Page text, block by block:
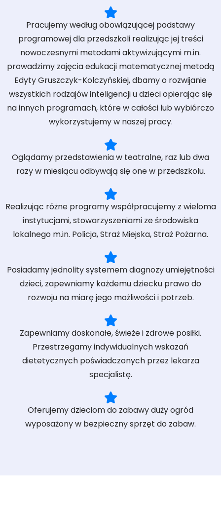
Pracujemy według obowiązującej podstawy
programowej dla przedszkoli realizując jej treści
nowoczesnymi metodami aktywizującymi m.in.
prowadzimy zajęcia edukacji matematycznej metodą
Edyty Gruszczyk-Kolczyńskiej, dbamy o rozwijanie
wszystkich rodzajów inteligencji u dzieci opierając się
na innych programach, które w całości lub wybiórczo
wykorzystujemy w naszej pracy.
Oglądamy przedstawienia w teatralne, raz lub dwa
razy w miesiącu odbywają się one w przedszkolu.
Realizując różne programy współpracujemy z wieloma
instytucjami, stowarzyszeniami ze środowiska
lokalnego m.in. Policja, Straż Miejska, Straż Pożarna.
Posiadamy jednolity systemem diagnozy umiejętności
dzieci, zapewniamy każdemu dziecku prawo do
rozwoju na miarę jego możliwości i potrzeb.
Zapewniamy doskonałe, świeże i zdrowe posiłki.
Przestrzegamy indywidualnych wskazań
dietetycznych poświadczonych przez lekarza
specjalistę.
Oferujemy dzieciom do zabawy duży ogród
wyposażony w bezpieczny sprzęt do zabaw.